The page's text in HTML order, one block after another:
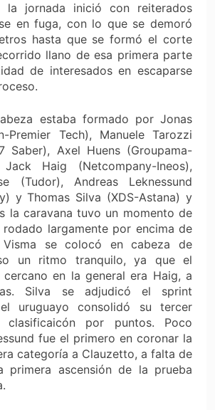
la jornada inició con reiterados
en fuga, con lo que se demoró
hasta que se formó el corte
llano de esa primera parte
de interesados en escaparse
estaba formado por Jonas
Premier Tech), Manuele Tarozzi
Saber), Axel Huens (Groupama-
Haig (Netcompany-Ineos),
(Tudor), Andreas Leknessund
y Thomas Silva (XDS-Astana) y
la caravana tuvo un momento de
largamente por encima de
se colocó en cabeza de
un ritmo tranquilo, ya que el
cercano en la general era Haig, a
Silva se adjudicó el sprint
uruguayo consolidó su tercer
por puntos. Poco
fue el primero en coronar la
categoría a Clauzetto, a falta de
primera ascensión de la prueba